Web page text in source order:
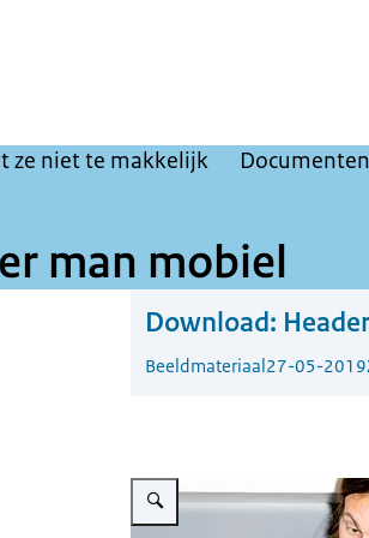
ze niet te makkelijk Documenten
man mobiel
Download:
Beeldmateriaal27-05-2019
Vergroot afbeelding Man mobiel